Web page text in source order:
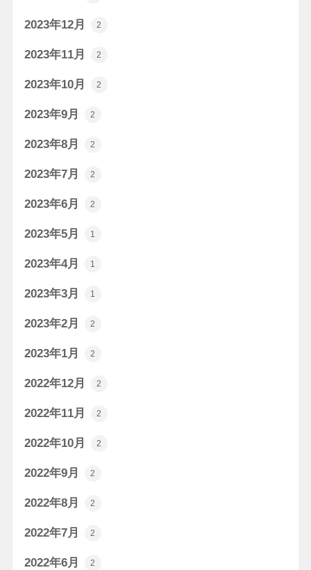
2023年12月 2
2023年11月 2
2023年10月 2
2023年9月 2
2023年8月 2
2023年7月 2
2023年6月 2
2023年5月 1
2023年4月 1
2023年3月 1
2023年2月 2
2023年1月 2
2022年12月 2
2022年11月 2
2022年10月 2
2022年9月 2
2022年8月 2
2022年7月 2
2022年6月 2